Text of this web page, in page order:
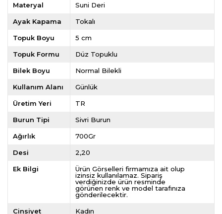
Materyal Suni Deri
Ayak Kapama Tokalı
Topuk Boyu 5 cm
Topuk Formu Düz Topuklu
Bilek Boyu Normal Bilekli
Kullanım Alanı Günlük
Üretim Yeri TR
Burun Tipi Sivri Burun
Ağırlık 700Gr
Desi 2,20
Ek Bilgi
Ürün Görselleri firmamıza ait olup
izinsiz kullanılamaz. Sipariş
verdiğinizde ürün resminde
görünen renk ve model tarafınıza
gönderilecektir.
Cinsiyet Kadın